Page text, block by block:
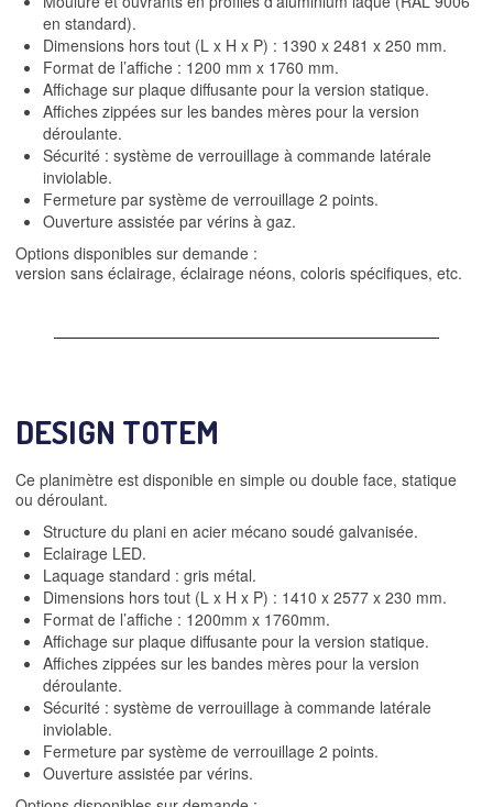
en standard).
Dimensions hors tout (L x H x P) : 1390 x 2481 x 250 mm.
Format de l’affiche : 1200 mm x 1760 mm.
Affichage sur plaque diffusante pour la version statique.
Affiches zippées sur les bandes mères pour la version
déroulante.
Sécurité : système de verrouillage à commande latérale
inviolable.
Fermeture par système de verrouillage 2 points.
Ouverture assistée par vérins à gaz.
Options disponibles sur demande :
version sans éclairage, éclairage néons, coloris spécifiques, etc.
DESIGN TOTEM
Ce planimètre est disponible en simple ou double face, statique
ou déroulant.
Structure du plani en acier mécano soudé galvanisée.
Eclairage LED.
Laquage standard : gris métal.
Dimensions hors tout (L x H x P) : 1410 x 2577 x 230 mm.
Format de l’affiche : 1200mm x 1760mm.
Affichage sur plaque diffusante pour la version statique.
Affiches zippées sur les bandes mères pour la version
déroulante.
Sécurité : système de verrouillage à commande latérale
inviolable.
Fermeture par système de verrouillage 2 points.
Ouverture assistée par vérins.